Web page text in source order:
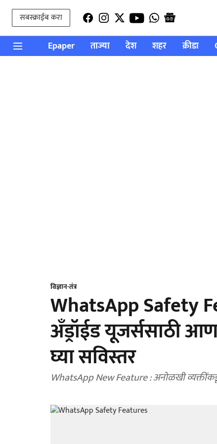
सबस्क्राईब करा
Epaper ताज्या देश शहर क्रीडा
विज्ञान-तंत्र
WhatsApp Safety
अँड्रॉईड यूजर्ससाठी
घ्या सविस्तर
WhatsApp New Feature : अनोळखी